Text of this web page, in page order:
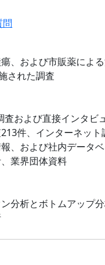
問
、および市販薬によ
された調査
および直接インタビ
件、インターネット
、および社内データ
業界団体資料
ン分析とボトムアップ